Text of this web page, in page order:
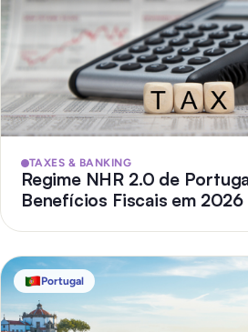
TAXES & BANKING
Regime NHR 2.0 de
Benefícios Fiscais em 2026
Portugal